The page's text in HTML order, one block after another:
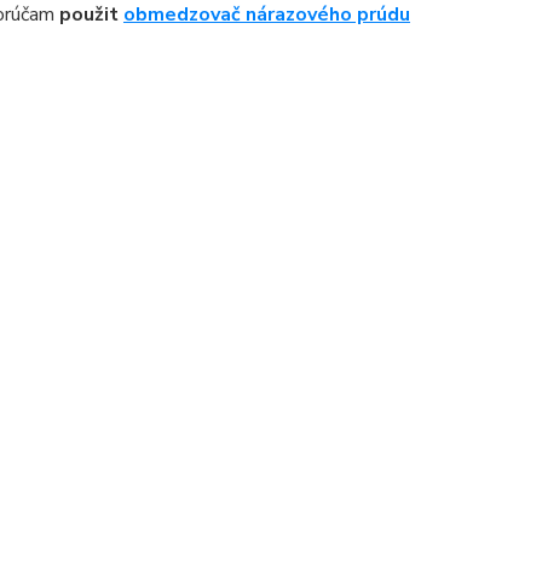
použit obmedzovač nárazového prúdu